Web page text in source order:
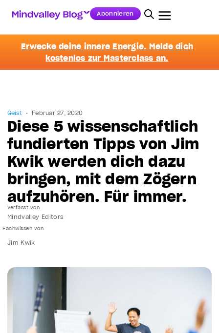
Abonnieren
Erwecke deine innere Energie. Melde dich
kostenlos zur Masterclass an.
Geist Februar 27, 2020
Diese 5 wissenschaftlich
fundierten Tipps von Jim
Kwik werden dich dazu
bringen, mit dem Zögern
aufzuhören. Für immer.
Verfasst von
Mindvalley Editors
Jim Kwik